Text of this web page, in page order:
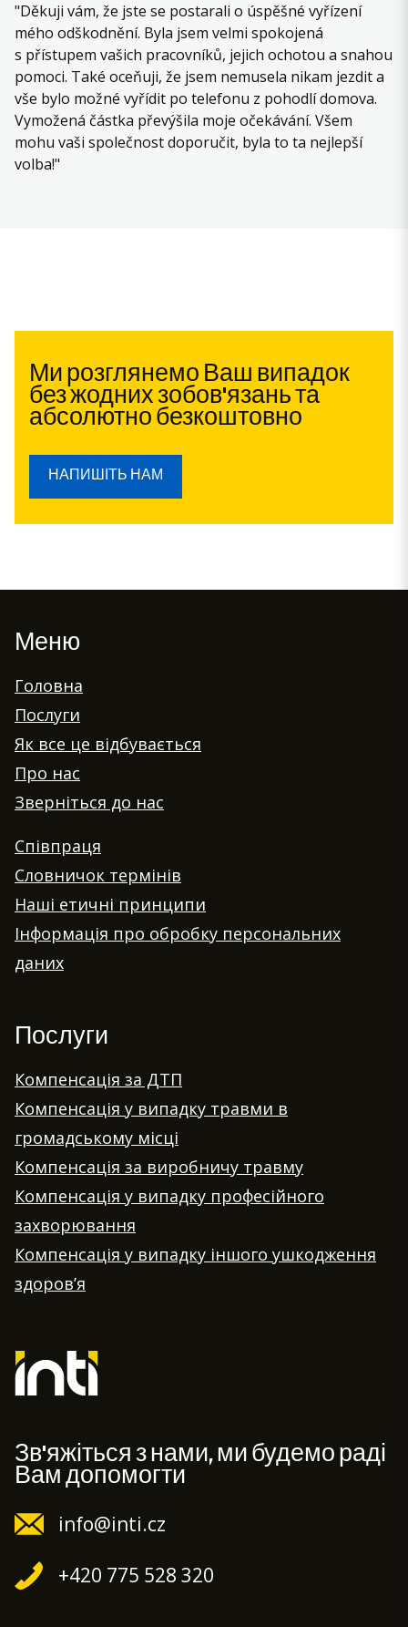
"Děkuji vám, že jste se postarali o úspěšné vyřízení
mého odškodnění. Byla jsem velmi spokojená
s přístupem vašich pracovníků, jejich ochotou a snahou
pomoci. Také oceňuji, že jsem nemusela nikam jezdit a
vše bylo možné vyřídit po telefonu z pohodlí domova.
Vymožená částka převýšila moje očekávání. Všem
mohu vaši společnost doporučit, byla to ta nejlepší
volba!"
Ми розглянемо Ваш випадок
без жодних зобов'язань та
абсолютно безкоштовно
НАПИШІТЬ НАМ
Меню
Головна
Послуги
Як все це відбувається
Про нас
Зверніться до нас
Співпраця
Словничок термінів
Наші етичні принципи
Інформація про обробку персональних
даних
Послуги
Компенсація за ДТП
Компенсація у випадку травми в
громадському місці
Компенсація за виробничу травму
Компенсація у випадку професійного
захворювання
Компенсація у випадку іншого ушкодження
здоров’я
Зв'яжіться з нами, ми будемо раді
Вам допомогти
info@inti.cz
+420 775 528 320